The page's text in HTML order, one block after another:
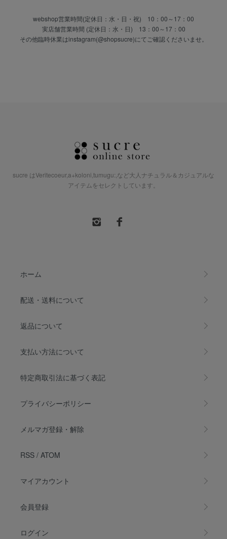
webshop営業時間(定休日：水・日・祝) 10：00～17：00
実店舗営業時間 (定休日：水・日) 13：00～17：00
その他臨時休業はinstagram(@shopsucre)にてご確認くださいませ。
sucre はVeritecoeur,a+koloni,tumugu:,など大人ナチュラル＆カジュアルな
アイテムをセレクトしています。
ホーム
配送・送料について
返品について
支払い方法について
特定商取引法に基づく表記
プライバシーポリシー
メルマガ登録・解除
RSS / ATOM
マイアカウント
会員登録
ログイン